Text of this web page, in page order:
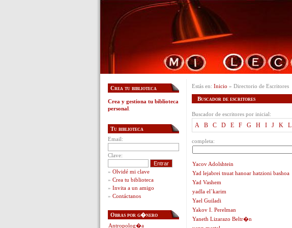
Estás en: Inicio » Directorio de Escritores
Buscador de escritores
Buscador de escritores por inicial:
A B C D E F G H I J K L
completa:
Yacov Adolshtein
Yad lejabrei tnuat hanoar hatzioni bashoa
Yad Vashem
yadla el`karim
Yael Guiladi
Yakov I. Perelman
Yaneth Lizarazo Beltr�n
Crea tu biblioteca
Crea y gestiona tu biblioteca
personal
Tu biblioteca
Email:
Clave:
» Olvidé mi clave
» Crea tu biblioteca
» Invita a un amigo
» Contáctanos
Obras por g�nero
Antropolog�a